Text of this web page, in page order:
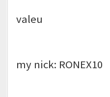
valeu
my nick: RONEX10